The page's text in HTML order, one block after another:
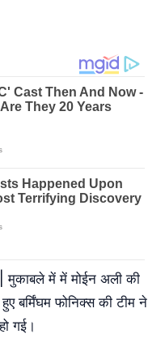
मुकाबले में में मोईन अली की
बर्मिंघम फोनिक्स की टीम ने
गई।